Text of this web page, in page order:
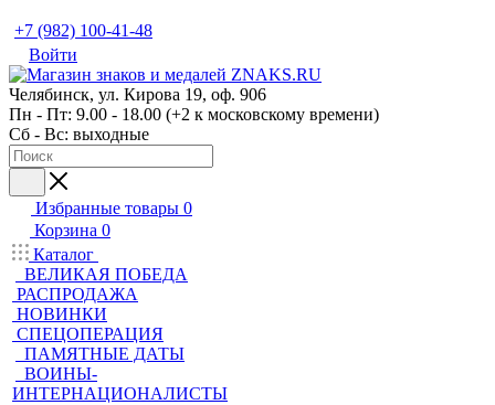
+7 (982) 100-41-48
Войти
Челябинск, ул. Кирова 19, оф. 906
Пн - Пт: 9.00 - 18.00 (+2 к московскому времени)
Сб - Вс: выходные
Избранные товары 0
Корзина 0
Каталог
ВЕЛИКАЯ ПОБЕДА
РАСПРОДАЖА
НОВИНКИ
СПЕЦОПЕРАЦИЯ
ПАМЯТНЫЕ ДАТЫ
ВОИНЫ-
ИНТЕРНАЦИОНАЛИСТЫ